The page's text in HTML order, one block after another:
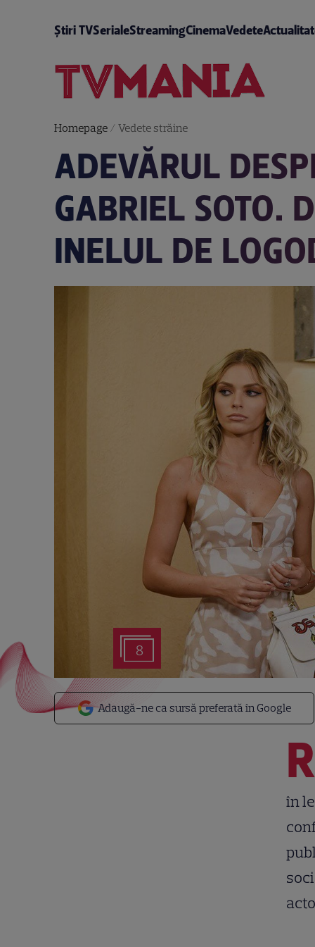
Știri TVSerialeStreamingCinemaVedete
Homepage/ Vedete străine
ADEVĂRUL
GABRIEL SOTO.
INELUL DE
8
Adaugă-ne ca sursă preferată în Google
R
în